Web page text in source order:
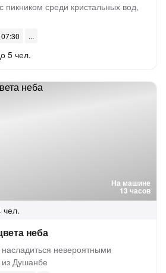
пикником среди кристальных вод,
07:30
5 чел.
На машине
13 часов
чел.
неба
невероятными
Душанбе